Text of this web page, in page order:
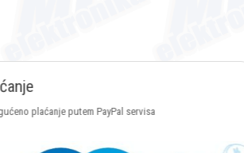
Plaćanje putem svih vrsta Crypto valuta